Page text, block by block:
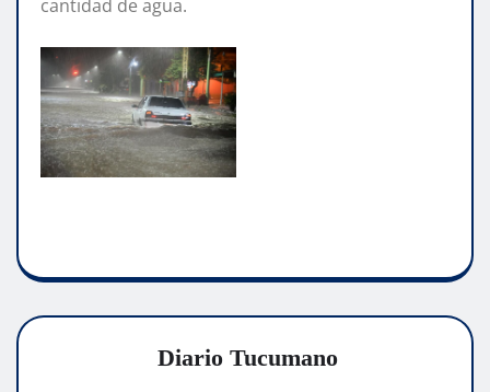
cantidad de agua.
Diario Tucumano